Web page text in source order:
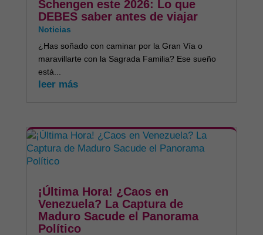
Schengen este 2026: Lo que
DEBES saber antes de viajar
Noticias
​¿Has soñado con caminar por la Gran Vía o
maravillarte con la Sagrada Familia? Ese sueño
está...
leer más
​¡Última Hora! ¿Caos en
Venezuela? La Captura de
Maduro Sacude el Panorama
Político